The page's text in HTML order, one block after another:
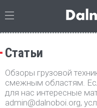
Статьи
Обзоры грузовой
смежным областям.
для нас интересные
admin@dalnoboi.org,